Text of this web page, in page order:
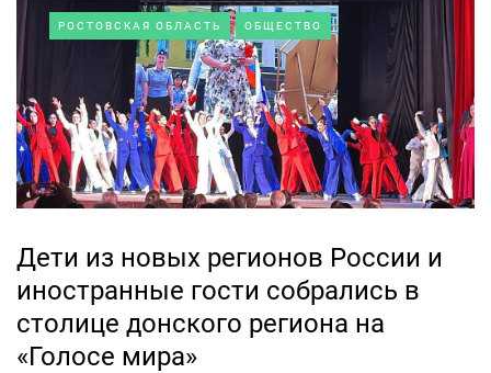
РОСТОВСКАЯ ОБЛАСТЬ ОБЩЕСТВО
Дети из новых регионов России и
иностранные гости собрались в
столице донского региона на
«Голосе мира»